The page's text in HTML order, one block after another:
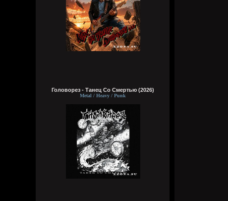
Головорез - Tанец Со Смертью (2026)
Metal / Heavy / Punk